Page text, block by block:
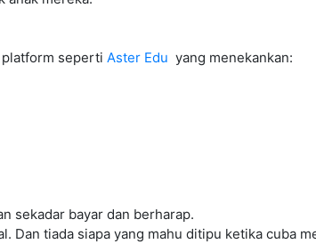
platform seperti Aster Edu yang menekankan:
sekadar bayar dan berharap.
Dan tiada siapa yang mahu ditipu ketika cuba